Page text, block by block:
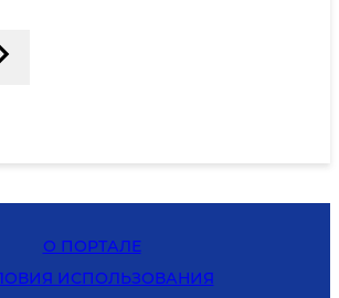
О ПОРТАЛЕ
ИСПОЛЬЗОВАНИЯ